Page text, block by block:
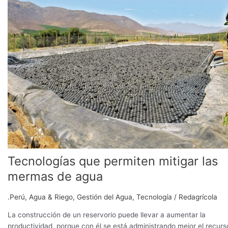
Tecnologías que permiten mitigar las
mermas de agua
.Perú, Agua & Riego, Gestión del Agua, Tecnología / Redagrícola
La construcción de un reservorio puede llevar a aumentar la
productividad, porque con él se está administrando mejor el
permiten
mitigar
las
mermas
de
agua